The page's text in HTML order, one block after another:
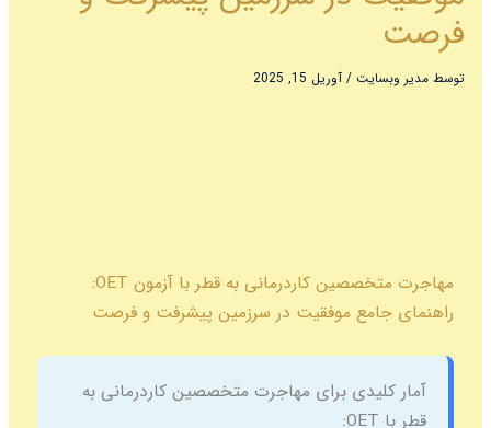
فرصت
توسط مدیر وبسایت / آوریل 15, 2025
مهاجرت متخصصین کاردرمانی به قطر با آزمون OET:
راهنمای جامع موفقیت در سرزمین پیشرفت و فرصت
آمار کلیدی برای مهاجرت متخصصین کاردرمانی به
قطر با OET: